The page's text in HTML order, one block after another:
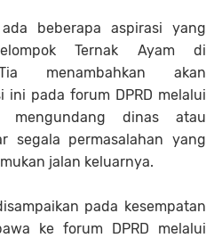
beberapa aspirasi yang
Ternak Ayam di
menambahkan akan
ini pada forum DPRD melalui
dinas atau
segala permasalahan yang
jalan keluarnya.
pada kesempatan
ke forum DPRD melalui